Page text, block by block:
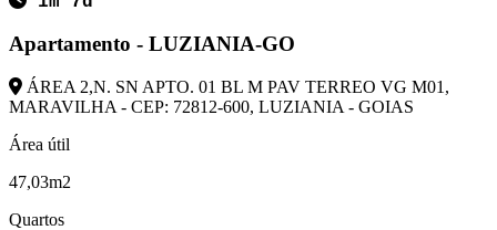
Apartamento - LUZIANIA-GO
ÁREA 2,N. SN APTO. 01 BL M PAV TERREO VG M01,
MARAVILHA - CEP: 72812-600, LUZIANIA - GOIAS
Área útil
47,03m2
Quartos